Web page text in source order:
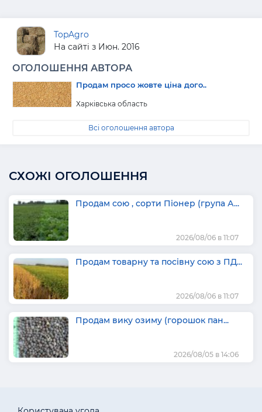
TopAgro
На сайті з Июн. 2016
ОГОЛОШЕННЯ АВТОРА
Продам просо жовте ціна дого..
Харківська область
Всі оголошення автора
СХОЖІ ОГОЛОШЕННЯ
Продам сою , сорти Піонер (група А...
2026/08/06 в 11:07
Продам товарну та посівну сою з ПД...
2026/08/06 в 11:07
Продам вику озиму (горошок пан...
2026/08/05 в 14:06